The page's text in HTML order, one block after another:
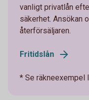
vanligt privatlån
säkerhet. Ansökan
återförsäljaren.
Fritidslån
* Se räkneexempel